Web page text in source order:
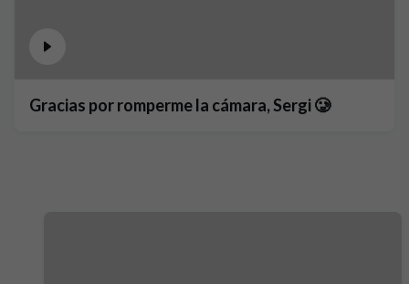
Gracias por romperme la cámara, Sergi 🥲